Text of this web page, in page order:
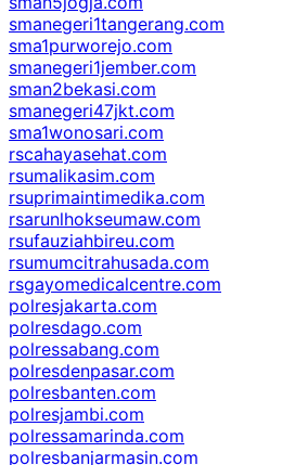
smanegeri1tangerang.com
sma1purworejo.com
smanegeri1jember.com
sman2bekasi.com
smanegeri47jkt.com
sma1wonosari.com
rscahayasehat.com
rsumalikasim.com
rsuprimaintimedika.com
rsarunlhokseumaw.com
rsufauziahbireu.com
rsumumcitrahusada.com
rsgayomedicalcentre.com
polresjakarta.com
polresdago.com
polressabang.com
polresdenpasar.com
polresbanten.com
polresjambi.com
polressamarinda.com
polresbanjarmasin.com